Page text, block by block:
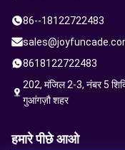
86--18122722483
8618122722483
202, मंजिल 2-3, नंबर 5
गुआंगज़ौ शहर
हमारे पीछे आओ